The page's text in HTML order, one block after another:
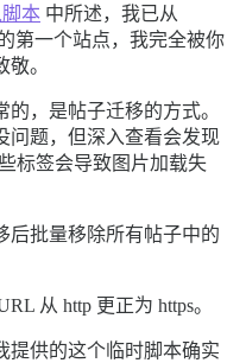
脚本 中所述，我已从
第一个站点，我完全被你
。
，是帖子迁移的方式。
问题，但深入查看会发现
标签会导致图片加载失
后批量移除所有帖子中的
从 http 更正为 https。
提供的这个临时脚本确实